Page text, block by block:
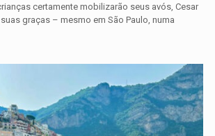
certamente mobilizarão seus avós, Cesar
graças – mesmo em São Paulo, numa